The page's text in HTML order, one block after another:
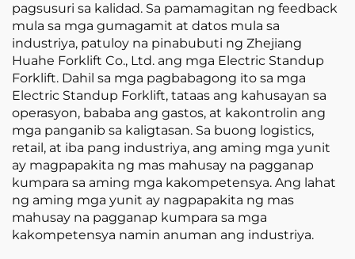
pagsusuri sa kalidad. Sa pamamagitan ng feedback
mula sa mga gumagamit at datos mula sa
industriya, patuloy na pinabubuti ng Zhejiang
Huahe Forklift Co., Ltd. ang mga Electric Standup
Forklift. Dahil sa mga pagbabagong ito sa mga
Electric Standup Forklift, tataas ang kahusayan sa
operasyon, bababa ang gastos, at kakontrolin ang
mga panganib sa kaligtasan. Sa buong logistics,
retail, at iba pang industriya, ang aming mga yunit
ay magpapakita ng mas mahusay na pagganap
kumpara sa aming mga kakompetensya. Ang lahat
ng aming mga yunit ay nagpapakita ng mas
mahusay na pagganap kumpara sa mga
kakompetensya namin anuman ang industriya.